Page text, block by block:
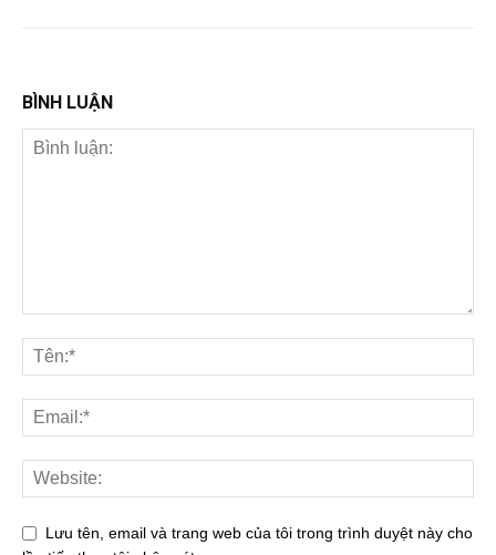
BÌNH LUẬN
Lưu tên, email và trang web của tôi trong trình duyệt này cho